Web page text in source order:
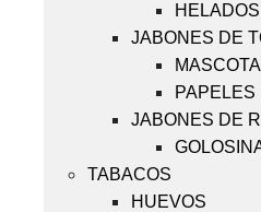
HELADOS
JABONES DE
PAPELES
JABONES DE
TABACOS
HUEVOS